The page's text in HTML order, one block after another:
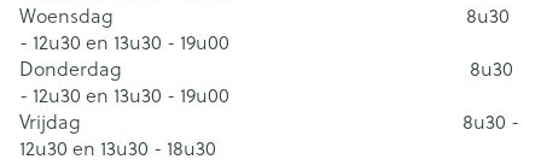
Woensdag 8u30
- 12u30 en 13u30 - 19u00
Donderdag 8u30
- 12u30 en 13u30 - 19u00
Vrijdag 8u30 -
12u30 en 13u30 - 18u30